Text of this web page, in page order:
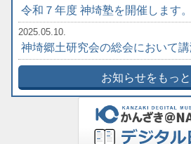
令和７年度 神埼塾を開催します。
2025.05.10.
神埼郷土研究会の総会において
お知らせをもっ